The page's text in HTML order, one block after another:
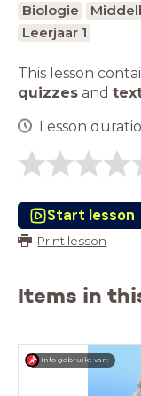
Biologie
Leerjaar 1
This lesson
quizzes and
Lesson
Start lesson
Print lesson
Items in
Info gebruikt van: